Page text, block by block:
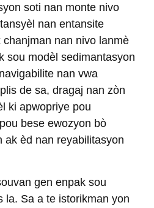
soti nan monte nivo
nan entansite
nan nivo lanmè
sou modèl sedimantasyon
nan vwa
de sa, dragaj nan zòn
ki apwopriye pou
bese ewozyon bò
ak èd nan reyabilitasyon
gen enpak sou
la. Sa a te istorikman yon